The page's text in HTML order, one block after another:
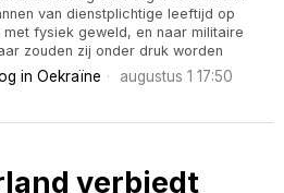
van dienstplichtige leeftijd op
fysiek geweld, en naar militaire
zouden zij onder druk worden
in Oekraïne augustus 1 17:50
verbiedt